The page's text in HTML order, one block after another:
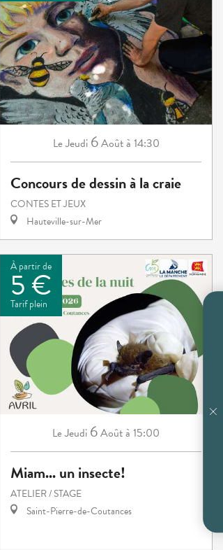
LeJeudi 6Aoûtà 14:30
Concours de dessin à la craie
CONTES ET JEUX
Hauteville-sur-Mer
À partir de
5 €
Tarif plein
LeJeudi 6Aoûtà 15:00
Miam... un insecte!
ATELIER / STAGE
Saint-Pierre-de-Coutances